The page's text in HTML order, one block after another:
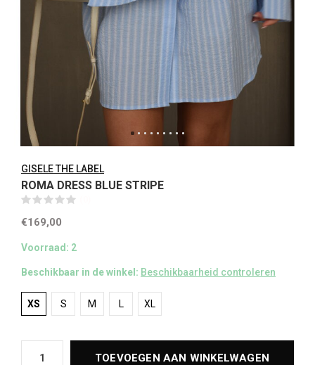
GISELE THE LABEL
ROMA DRESS BLUE STRIPE
€169,00
Voorraad: 2
Beschikbaar in de winkel: Beschikbaarheid controleren
XS S M L XL
TOEVOEGEN AAN WINKELWAGEN